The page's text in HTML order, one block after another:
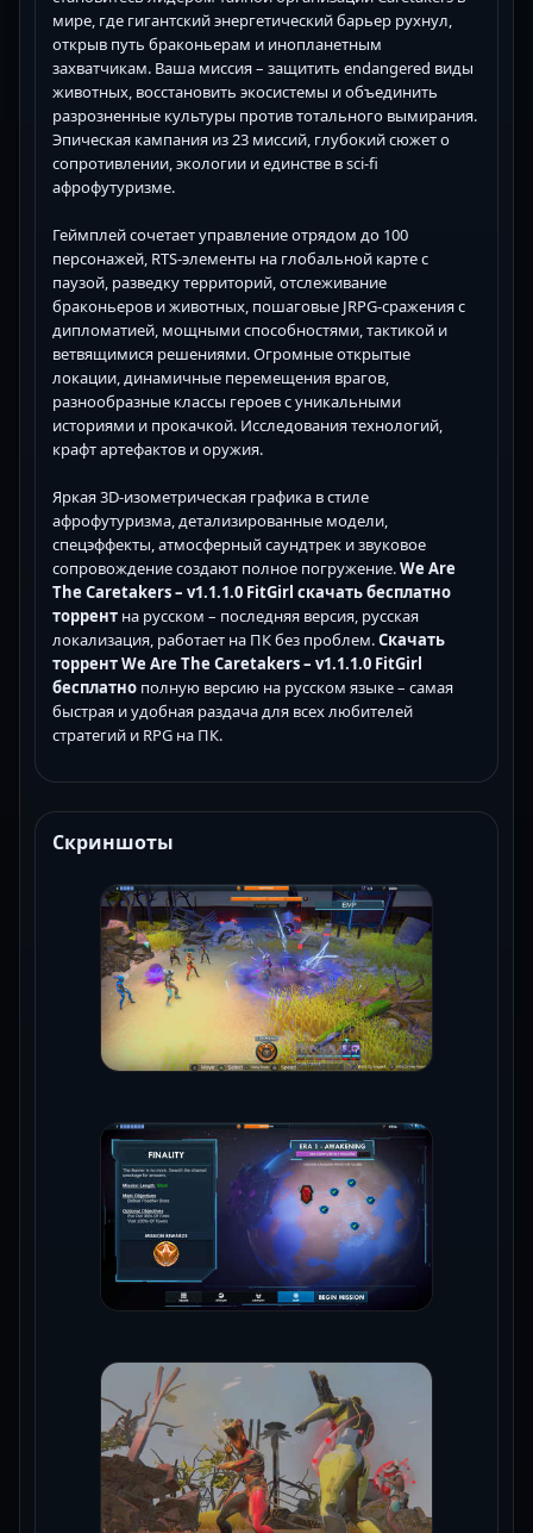
мире, где гигантский энергетический барьер рухнул,
открыв путь браконьерам и инопланетным
захватчикам. Ваша миссия – защитить endangered виды
животных, восстановить экосистемы и объединить
разрозненные культуры против тотального вымирания.
Эпическая кампания из 23 миссий, глубокий сюжет о
сопротивлении, экологии и единстве в sci-fi
афрофутуризме.
Геймплей сочетает управление отрядом до 100
персонажей, RTS-элементы на глобальной карте с
паузой, разведку территорий, отслеживание
браконьеров и животных, пошаговые JRPG-сражения с
дипломатией, мощными способностями, тактикой и
ветвящимися решениями. Огромные открытые
локации, динамичные перемещения врагов,
разнообразные классы героев с уникальными
историями и прокачкой. Исследования технологий,
крафт артефактов и оружия.
Яркая 3D-изометрическая графика в стиле
афрофутуризма, детализированные модели,
спецэффекты, атмосферный саундтрек и звуковое
сопровождение создают полное погружение.We Are
The Caretakers – v1.1.1.0 FitGirl скачать бесплатно
торрент на русском – последняя версия, русская
локализация, работает на ПК без проблем.Скачать
торрент We Are The Caretakers – v1.1.1.0 FitGirl
бесплатно полную версию на русском языке – самая
быстрая и удобная раздача для всех любителей
стратегий и RPG на ПК.
Скриншоты